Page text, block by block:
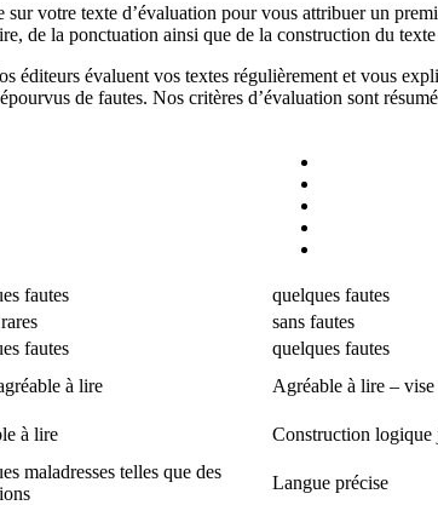
votre texte d’évaluation pour vous attribuer un
de la ponctuation ainsi que de la construction du
éditeurs évaluent vos textes régulièrement et vous
de fautes. Nos critères d’évaluation sont
fautes quelques fautes
sans fautes
fautes quelques fautes
à lire Agréable à lire –
à lire Construction logique
maladresses telles que des
Langue précise